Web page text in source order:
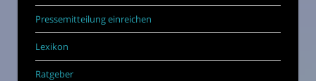
Pressemitteilung einreichen
Lexikon
Ratgeber